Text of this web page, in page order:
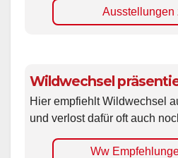
Ausstellungen
Wildwechsel
Hier empfiehlt Wildwechsel
und verlost dafür oft auch
Ww